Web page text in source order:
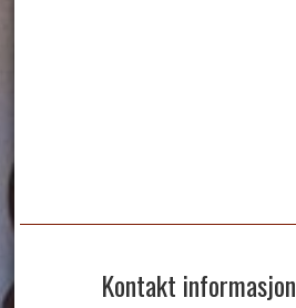
Kontakt informasjon